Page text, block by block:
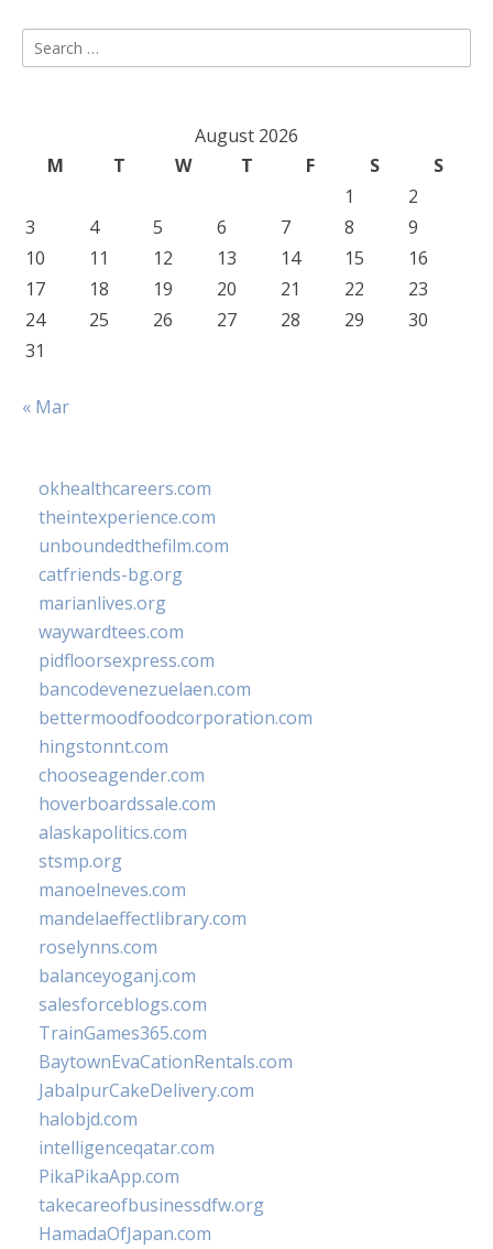
Search
for:
August 2026
M
T W T F S
S
1
2
3
4 5 6 7 8
9
10
11 12 13 14 15
16
17
18 19 20 21 22
23
24
25 26 27 28 29
30
31
« Mar
okhealthcareers.com
theintexperience.com
unboundedthefilm.com
catfriends-bg.org
marianlives.org
waywardtees.com
pidfloorsexpress.com
bancodevenezuelaen.com
bettermoodfoodcorporation.com
hingstonnt.com
chooseagender.com
hoverboardssale.com
alaskapolitics.com
stsmp.org
manoelneves.com
mandelaeffectlibrary.com
roselynns.com
balanceyoganj.com
salesforceblogs.com
TrainGames365.com
BaytownEvaCationRentals.com
JabalpurCakeDelivery.com
halobjd.com
intelligenceqatar.com
PikaPikaApp.com
takecareofbusinessdfw.org
HamadaOfJapan.com